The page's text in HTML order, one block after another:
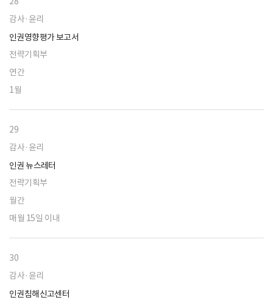
감사·윤리
인권영향평가 보고서
전략기획부
연간
1월
29
감사·윤리
인권 뉴스레터
전략기획부
월간
매월 15일 이내
30
감사·윤리
인권침해신고센터